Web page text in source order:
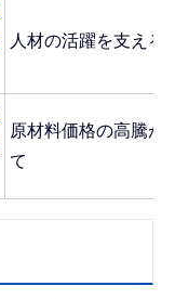
人材の活躍を支える
原材料価格の高騰が
て